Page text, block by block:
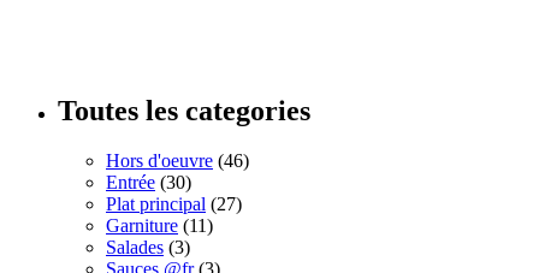
Toutes les categories
Hors d'oeuvre (46)
Entrée (30)
Plat principal (27)
Garniture (11)
Salades (3)